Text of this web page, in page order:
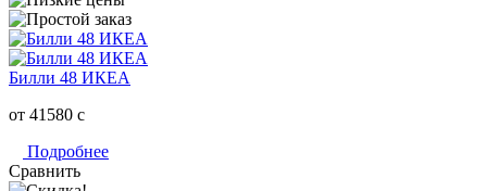
Билли 48 ИКЕА
от 41580 c
Подробнее
Сравнить